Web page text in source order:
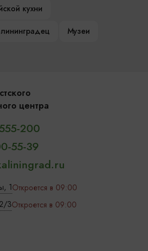
кухни
Музеи
центра
1Откроется в 09:00
3Откроется в 09:00
200
55-39